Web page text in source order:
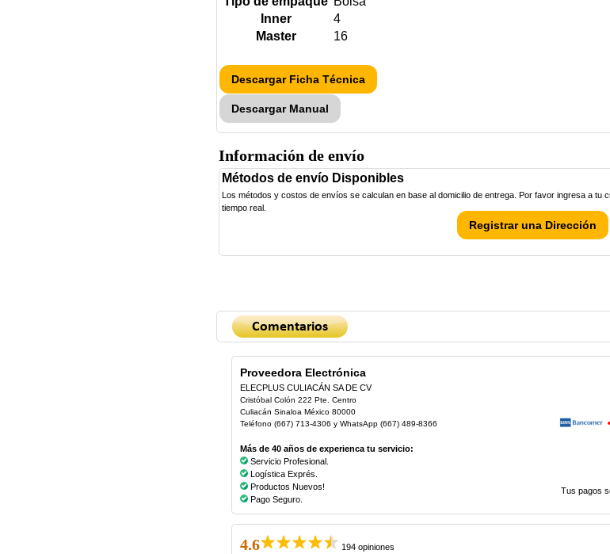
Inner
4
Master
16
Descargar Ficha Técnica
Descargar Manual
Información de envío
Métodos de envío Disponibles
Los métodos y costos de envíos se calculan en base al domicilio de entrega. Por favor ingresa a tu
tiempo real.
Registrar una Dirección
Proveedora Electrónica
ELECPLUS CULIACÁN SA DE CV
Cristóbal Colón 222 Pte. Centro
Culiacán Sinaloa México 80000
Teléfono (667) 713-4306 y WhatsApp (667) 489-8366
Más de 40 años de experienca tu servicio:
Servicio Profesional.
Logística Exprés.
Productos Nuevos!
Pago Seguro.
Tus pagos
4.6
194 opiniones